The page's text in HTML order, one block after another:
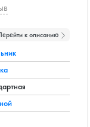
к описанию